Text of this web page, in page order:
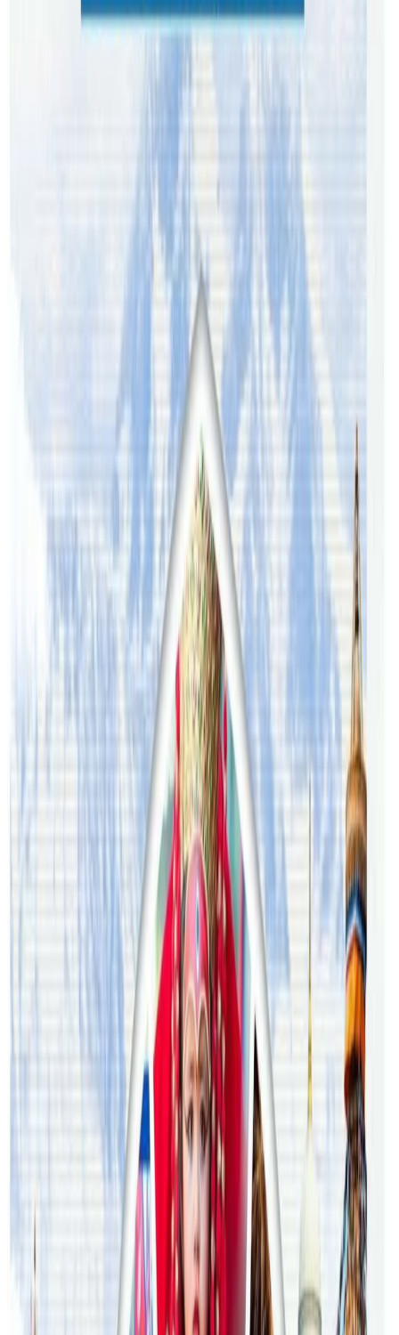
त्यतिकैमा त्यो साथीलाई पछाडी बाट कसैले प्याट्ट ढाप मारेको आवाज
आए जस्तो आभाष भयो । साथीले पछाडी हेर्दै सोध्यो- ‘ए ! भरखरै आको
? पछाडीबाट केटीको आवाज आयो – ‘एकछिन भयो ‘। म यो आवज
‘ए उ चै मेरो साथी मिलन है हाम्रो जाभा क्लास संगै छ।’ मेरो साथीले
अलि गहुगोरो भएकोले मेरो अनुहार पनि खैरो सर्टमा निर हालेको जस्तै
निलो भयो। एकछिन त सात्तो उड्यो त्यो साथीले चिनाउनु अघि नै मैले
त्यो केटीलाई देखेको भए ? मैले साथीलाई हो त्यहि केटी हो जसले मेरो
होस उडॉयो भन्थे होला। अनि के हुन्थ्यो होला ? सोच्दा अहिले पनि मन
तर्सिन्छ। साथी सोध्दै थियो -‘खै त तिमीले भनेको मान्छे ?’ म- ‘थुईक्क
म उल्लु रैछु नि, तिनी त अर्को प्लेटफर्म तिर पो गाकी हो त’ ! सॉच्चै नै
मनमनै मैले आफुलाई थुईक्क उल्लु नै भनिराखे र जुन भाव मनमा थिए
ति सबै क्षणभर मै हरायो ।
यस वेवसाइटमा प्रकाशित समाचार, विचार र लेखबारे तपाईंको कुनै
प्रतिक्रिया, गुनासो, सुझाव र सल्लाह छन् भने कृपया हामीलाई निम्न ईमेलमा
पठाउनुहोला । तपाईंको सहयोगले हामीलाई निष्पक्ष र तटस्थ पत्रकारिता गर्न
टेवा पुग्नेछ । सम्पर्क इमेल :
info@nepaltube.com.au
प्रतिक्रिया दिनुहोस
टिप्पणीहरू लोड हुँदैछ…
#milan pathak #Old Story #Story #sydney
सम्बन्धित समाचार
अष्ट्रेलियामा नर्सको तलब पाँचौं पटक वृद्धि
अस्ट्रेलियामा विवाह घट्यो, बढ्यो सम्बन्धविच्छेद
थापाथलीबाट अष्ट्रेलियाका घरको डिजाइन
२०२६ जुलाई २७
अष्ट्रेलियामा मन्त्रालयका कर्मचारीले भ्रष्टाचार गरेको
भेटिएपछि शिक्षा मन्त्रीले दिइन् राजीनामा
अन्तर्राष्ट्रिय विद्यार्थी आकर्षित गर्न भिक्टोरियाले बनायो